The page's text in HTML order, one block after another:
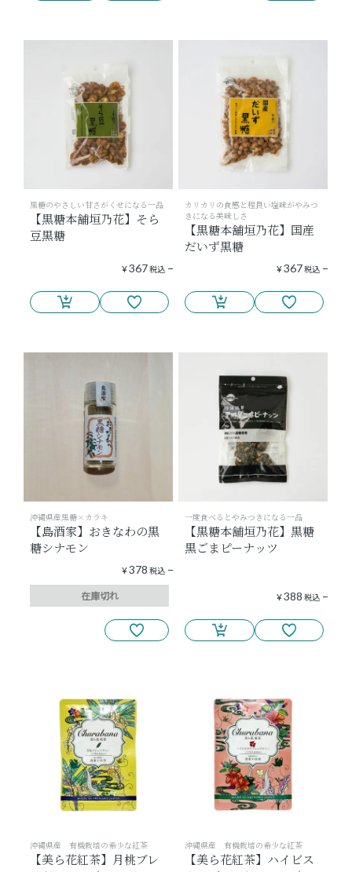
黒糖のやさしい甘さがくせになる一品
【黒糖本舗垣乃花】そら
豆黒糖
¥367税込
カリカリの食感と程良い塩味がやみつ
きになる美味しさ
【黒糖本舗垣乃花】国産
だいず黒糖
¥367税込
沖縄県産黒糖×カラキ
【島酒家】おきなわの黒
糖シナモン
¥378 税込
在庫切れ
一度食べるとやみつきになる一品
【黒糖本舗垣乃花】黒糖
黒ごまピーナッツ
¥388 税込
沖縄県産 有機栽培の希少な紅茶
【美ら花紅茶】月桃ブレ
沖縄県産 有機栽培の希少な紅茶
【美ら花紅茶】ハイビス